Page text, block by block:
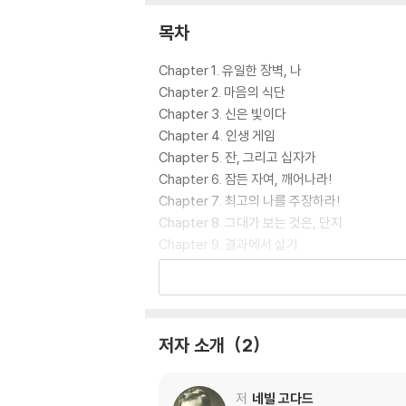
목차
Chapter 1. 유일한 장벽, 나
Chapter 2. 마음의 식단
Chapter 3. 신은 빛이다
Chapter 4. 인생 게임
Chapter 5. 잔, 그리고 십자가
Chapter 6. 잠든 자여, 깨어나라!
Chapter 7. 최고의 나를 주장하라!
Chapter 8. 그대가 보는 것은, 단지
Chapter 9. 결과에서 살기
Chapter 10. 나, 세상의 빛
Chapter 14. 전능한 네 명의 존재
Chapter 16. 인간의 전능한 말
저자 소개 2
저 네빌 고다드